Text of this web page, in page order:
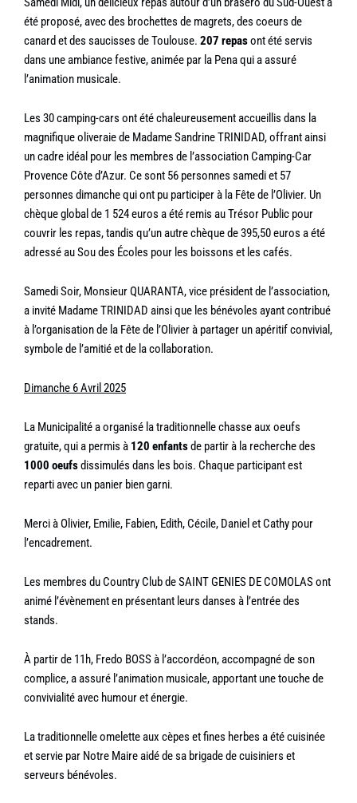
été proposé, avec des brochettes de magrets, des coeurs de
canard et des saucisses de Toulouse. 207 repasont été servis
dans une ambiance festive, animée par la Pena qui a assuré
l’animation musicale.
Les 30 camping-cars ont été chaleureusement accueillis dans la
magnifique oliveraie de Madame Sandrine TRINIDAD, offrant ainsi
un cadre idéal pour les membres de l’association Camping-Car
Provence Côte d’Azur. Ce sont 56 personnes samedi et 57
personnes dimanche qui ont pu participer à la Fête de l’Olivier. Un
chèque global de 1 524 euros a été remis au Trésor Public pour
couvrir les repas, tandis qu’un autre chèque de 395,50 euros a été
adressé au Sou des Écoles pour les boissons et les cafés.
Samedi Soir, Monsieur QUARANTA, vice président de l’association,
a invité Madame TRINIDAD ainsi que les bénévoles ayant contribué
à l’organisation de la Fête de l’Olivier à partager un apéritif convivial,
symbole de l’amitié et de la collaboration.
Dimanche 6 Avril 2025
La Municipalité a organisé la traditionnelle chasse aux oeufs
gratuite, qui a permis à 120 enfantsde partir à la recherche des
1000 oeufsdissimulés dans les bois. Chaque participant est
reparti avec un panier bien garni.
Merci à Olivier, Emilie, Fabien, Edith, Cécile, Daniel et Cathy pour
l’encadrement.
Les membres du Country Club de SAINT GENIES DE COMOLAS ont
animé l’évènement en présentant leurs danses à l’entrée des
stands.
À partir de 11h, Fredo BOSS à l’accordéon, accompagné de son
complice, a assuré l’animation musicale, apportant une touche de
convivialité avec humour et énergie.
La traditionnelle omelette aux cèpes et fines herbes a été cuisinée
et servie par Notre Maire aidé de sa brigade de cuisiniers et
serveurs bénévoles.